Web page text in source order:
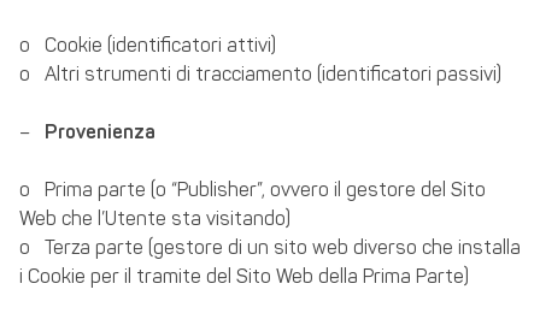
o Cookie (identificatori attivi)
o Altri strumenti di tracciamento (identificatori passivi)
– Provenienza
o Prima parte (o “Publisher”, ovvero il gestore del Sito
Web che l’Utente sta visitando)
o Terza parte (gestore di un sito web diverso che installa
i Cookie per il tramite del Sito Web della Prima Parte)